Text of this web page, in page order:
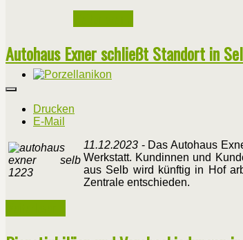
Autohaus Exner schließt Standort in
Drucken
E-Mail
11.12.2023 - Das Autohaus
Werkstatt. Kundinnen und
aus Selb wird künftig in Hof
Zentrale entschieden.